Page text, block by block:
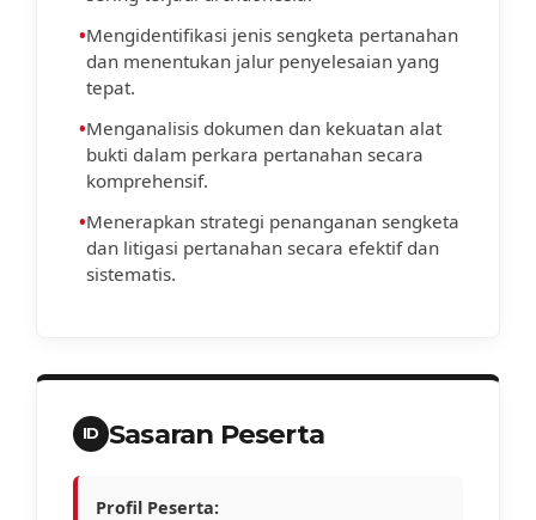
•Mengidentifikasi jenis sengketa pertanahan
dan menentukan jalur penyelesaian yang
tepat.
•Menganalisis dokumen dan kekuatan alat
bukti dalam perkara pertanahan secara
komprehensif.
•Menerapkan strategi penanganan sengketa
dan litigasi pertanahan secara efektif dan
sistematis.
ID Sasaran Peserta
Profil Peserta: